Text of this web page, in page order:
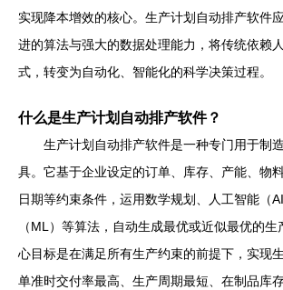
实现降本增效的核心。生产计划自动排产软件
进的算法与强大的数据处理能力，将传统依赖
式，转变为自动化、智能化的科学决策过程。
什么是生产计划自动排产软件？
生产计划自动排产软件是一种专门用于制
具。它基于企业设定的订单、库存、产能、物
日期等约束条件，运用数学规划、人工智能（
（ML）等算法，自动生成最优或近似最优的
心目标是在满足所有生产约束的前提下，实现
单准时交付率最高、生产周期最短、在制品库